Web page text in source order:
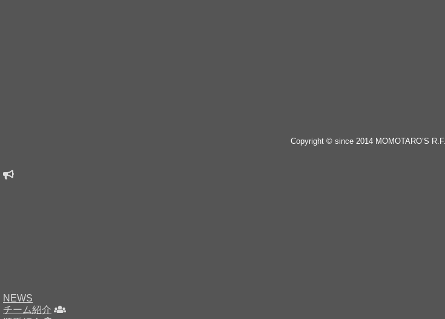
Copyright © since 2014 MOMOTARO’S
NEWS
チーム紹介